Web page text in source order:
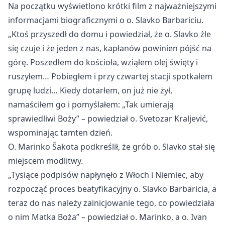
Na początku wyświetlono krótki film z najważniejszymi
informacjami biograficznymi o o. Slavko Barbariciu.
„Ktoś przyszedł do domu i powiedział, że o. Slavko źle
się czuje i że jeden z nas, kapłanów powinien pójść na
górę. Poszedłem do kościoła, wziąłem olej święty i
ruszyłem… Pobiegłem i przy czwartej stacji spotkałem
grupę ludzi… Kiedy dotarłem, on już nie żył,
namaściłem go i pomyślałem: „Tak umierają
sprawiedliwi Boży”– powiedział o. Svetozar Kraljević,
wspominając tamten dzień.
O. Marinko Šakota podkreślił, że grób o. Slavko stał się
miejscem modlitwy.
„Tysiące podpisów napłynęło z Włoch i Niemiec, aby
rozpocząć proces beatyfikacyjny o. Slavko Barbaricia, a
teraz do nas należy zainicjowanie tego, co powiedziała
o nim Matka Boża”– powiedział o. Marinko, a o. Ivan